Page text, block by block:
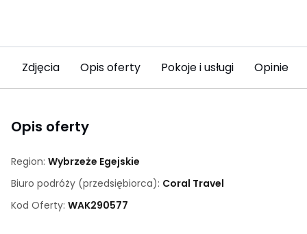
Zdjęcia Opis oferty Pokoje i usługi Opinie
Opis oferty
Region: Wybrzeże Egejskie
Biuro podróży (przedsiębiorca): Coral Travel
Kod Oferty: WAK290577